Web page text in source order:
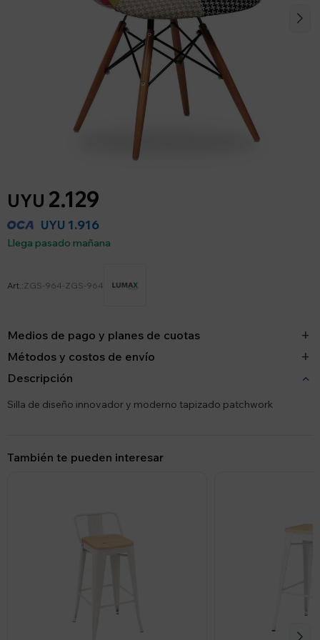
UYU 2.129
UYU 1.916
Llega pasado mañana
ZGS-964-ZGS-964
Medios de pago y planes de cuotas
Métodos y costos de envío
Descripción
Silla de diseño innovador y moderno tapizado patchwork
También te pueden interesar